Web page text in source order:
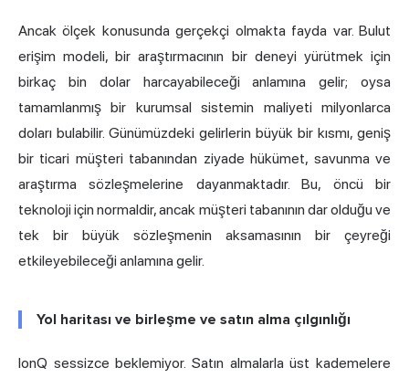
Ancak ölçek konusunda gerçekçi olmakta fayda var. Bulut
erişim modeli, bir araştırmacının bir deneyi yürütmek için
birkaç bin dolar harcayabileceği anlamına gelir; oysa
tamamlanmış bir kurumsal sistemin maliyeti milyonlarca
doları bulabilir. Günümüzdeki gelirlerin büyük bir kısmı, geniş
bir ticari müşteri tabanından ziyade hükümet, savunma ve
araştırma sözleşmelerine dayanmaktadır. Bu, öncü bir
teknoloji için normaldir, ancak müşteri tabanının dar olduğu ve
tek bir büyük sözleşmenin aksamasının bir çeyreği
etkileyebileceği anlamına gelir.
Yol haritası ve birleşme ve satın alma çılgınlığı
IonQ sessizce beklemiyor. Satın almalarla üst kademelere